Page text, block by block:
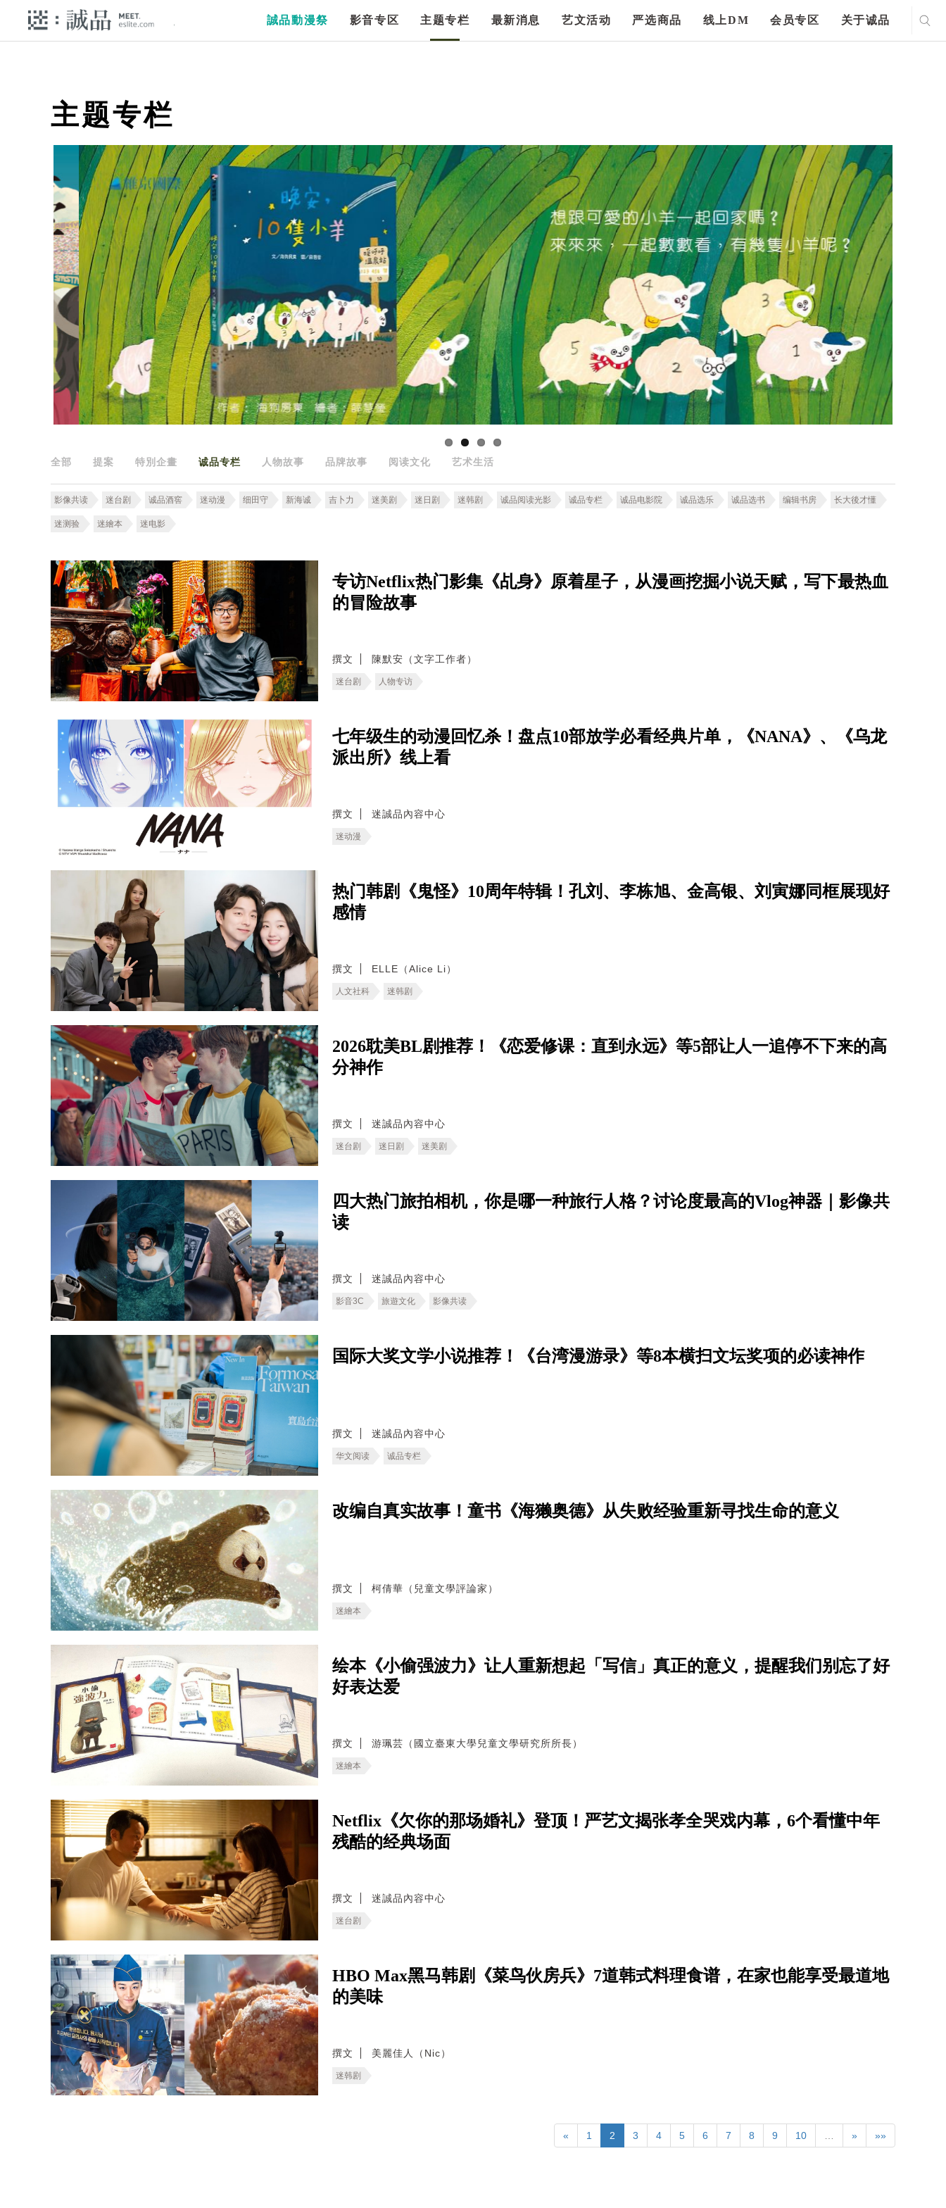
誠品動漫祭 影音专区 主题专栏 最新消息 艺文活动 严选商品 线上DM 会员专区 关于诚品
主题专栏
全部 提案 特別企畫 诚品专栏 人物故事 品牌故事 阅读文化 艺术生活
影像共读 迷台剧 诚品酒窖 迷动漫 细田守 新海诚 吉卜力 迷美剧 迷日剧 迷韩剧 诚品阅读光影 诚品专栏 诚品电影院 诚品选乐 诚品选书 编辑书房 长大後才懂
迷测验 迷繪本 迷电影
专访Netflix热门影集《乩身》原着星子，从漫画挖掘小说天赋，写下最热血
的冒险故事
撰文 陳默安（文字工作者）
迷台剧 人物专访
七年级生的动漫回忆杀！盘点10部放学必看经典片单，《NANA》、《乌龙
派出所》线上看
撰文 迷誠品內容中心
迷动漫
热门韩剧《鬼怪》10周年特辑！孔刘、李栋旭、金高银、刘寅娜同框展现好
感情
撰文 ELLE（Alice Li）
人文社科 迷韩剧
2026耽美BL剧推荐！《恋爱修课：直到永远》等5部让人一追停不下来的高
分神作
撰文 迷誠品內容中心
迷台剧 迷日剧 迷美剧
四大热门旅拍相机，你是哪一种旅行人格？讨论度最高的Vlog神器｜影像共
读
撰文 迷誠品內容中心
影音3C 旅遊文化 影像共读
国际大奖文学小说推荐！《台湾漫游录》等8本横扫文坛奖项的必读神作
撰文 迷誠品內容中心
华文阅读 诚品专栏
改编自真实故事！童书《海獭奥德》从失败经验重新寻找生命的意义
撰文 柯倩華（兒童文學評論家）
迷繪本
绘本《小偷强波力》让人重新想起「写信」真正的意义，提醒我们别忘了好
好表达爱
撰文 游珮芸（國立臺東大學兒童文學研究所所長）
迷繪本
Netflix《欠你的那场婚礼》登顶！严艺文揭张孝全哭戏内幕，6个看懂中年
残酷的经典场面
撰文 迷誠品內容中心
迷台剧
HBO Max黑马韩剧《菜鸟伙房兵》7道韩式料理食谱，在家也能享受最道地
的美味
撰文 美麗佳人（Nic）
迷韩剧
« 1 2 3 4 5 6 7 8 9 10 … » »»